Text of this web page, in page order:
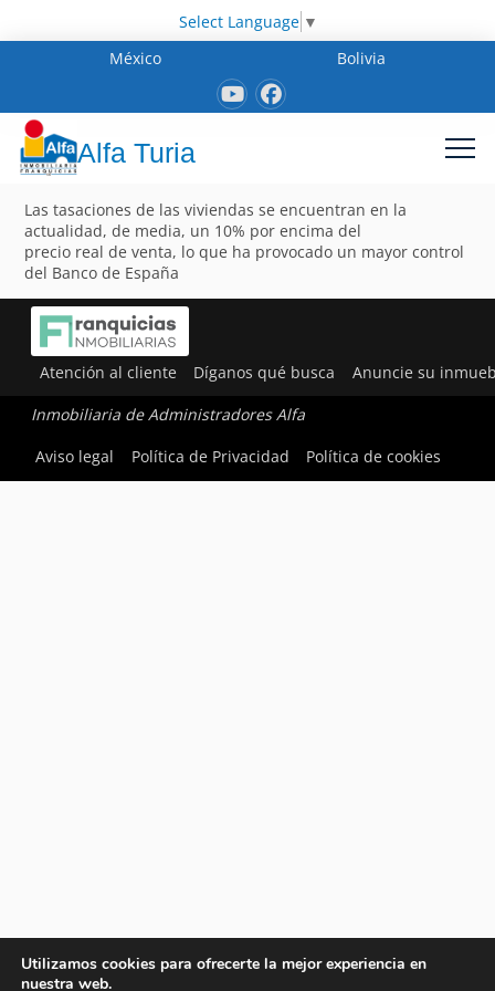
Select Language ▼
México
Bolivia
Alfa Turia
Las tasaciones de las viviendas se encuentran en la
actualidad, de media, un 10% por encima del
precio real de venta, lo que ha provocado un mayor control
del Banco de España
Atención al cliente Díganos qué busca Anuncie su
Inmobiliaria de Administradores Alfa
Aviso legal
Política de Privacidad Política de cookies
Utilizamos cookies para ofrecerte la mejor experiencia en
nuestra web.